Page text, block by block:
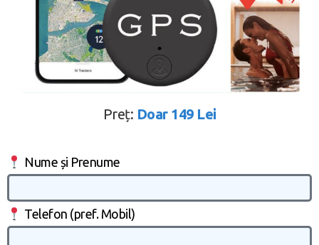
Preț: Doar 149 Lei
Nume și Prenume
Telefon (pref. Mobil)